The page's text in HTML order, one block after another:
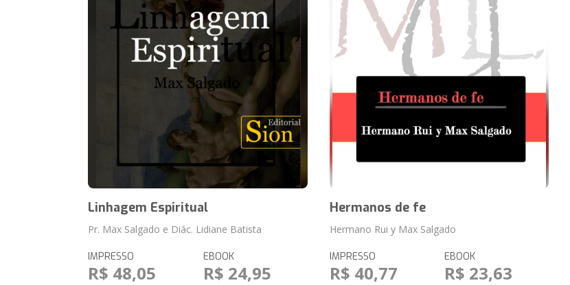
Linhagem Espiritual
Pr. Max Salgado e Diác. Lidiane Batista
IMPRESSO
R$ 48,05
EBOOK
R$ 24,95
Hermanos de fe
Hermano Rui y Max Salgado
IMPRESSO
R$ 40,77
EBOOK
R$ 23,63